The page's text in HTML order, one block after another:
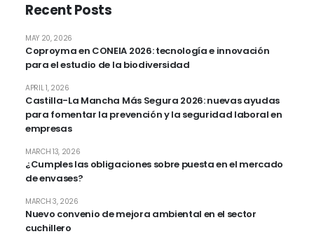
Recent Posts
Coproyma en CONEIA 2026: tecnología e innovación
para el estudio de la biodiversidad
MAY 20, 2026
Castilla-La Mancha Más Segura 2026: nuevas ayudas
para fomentar la prevención y la seguridad laboral en
empresas
APRIL 1, 2026
¿Cumples las obligaciones sobre puesta en el mercado
de envases?
MARCH 13, 2026
Nuevo convenio de mejora ambiental en el sector
cuchillero
MARCH 3, 2026